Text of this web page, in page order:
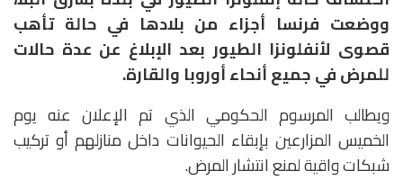
ووضعت فرنسا أجزاء من بلادها في حالة تأهب
قصوى لأنفلونزا الطيور بعد الإبلاغ عن عدة حالات
للمرض في جميع أنحاء أوروبا والقارة.
ويطالب المرسوم الحكومي الذي تم الإعلان عنه يوم
الخميس المزارعين بإبقاء الحيوانات داخل منازلهم أو تركيب
شبكات واقية لمنع انتشار المرض.